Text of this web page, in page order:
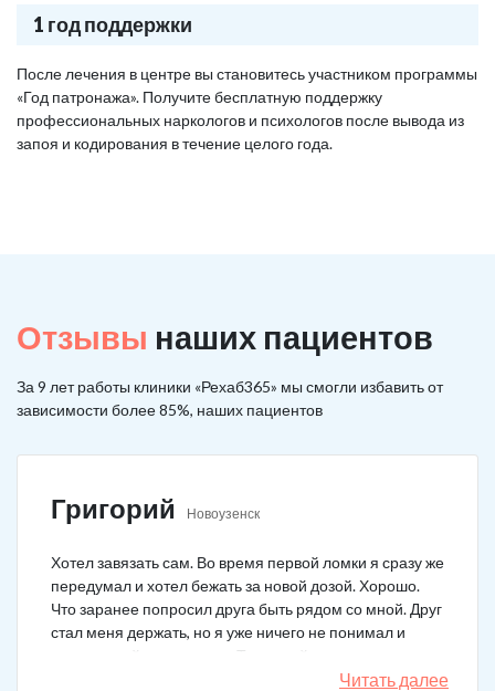
1 год поддержки
После лечения в центре вы становитесь участником программы
«Год патронажа». Получите бесплатную поддержку
профессиональных наркологов и психологов после вывода из
запоя и кодирования в течение целого года.
Отзывы наших пациентов
За 9 лет работы клиники «Рехаб365» мы смогли избавить от
зависимости более 85%, наших пациентов
Григорий Новоузенск
Хотел завязать сам. Во время первой ломки я сразу же
передумал и хотел бежать за новой дозой. Хорошо.
Что заранее попросил друга быть рядом со мной. Друг
стал меня держать, но я уже ничего не понимал и
начал силой вырываться. Тогда мой товарищ просто
связан меня и позвонил в клинику. На дом приехал
Читать далее